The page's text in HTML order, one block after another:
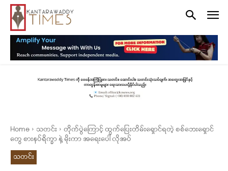
Home သတင်း
တိုက်ပွဲကြောင့် ထွက်ပြေးတိမ်းရှောင်ရတဲ့ စစ်ဘေးရှောင်
တွေ စားနပ်ရိက္ခာ နဲ့ မိုးကာ အရေးပေါ် လိုအပ်
သတင်း